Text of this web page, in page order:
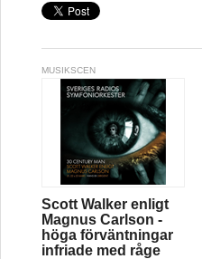
MUSIKSCEN
Scott Walker enligt
Magnus Carlson -
höga förväntningar
infriade med råge